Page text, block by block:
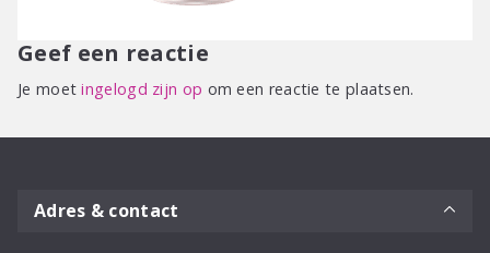
Geef een reactie
Je moetingelogd zijn op om een reactie te plaatsen.
Adres & contact